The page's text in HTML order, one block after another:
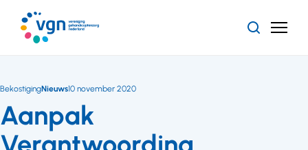
naar
hoofdinhoud
ZoekenMenu
Aanpak
BekostigingNieuws10 november 2020